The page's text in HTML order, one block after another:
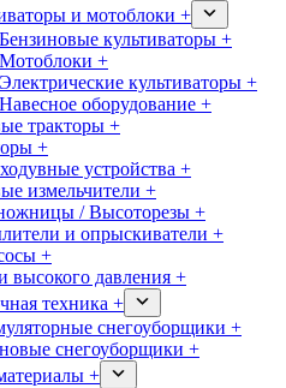
и мотоблоки +
Бензиновые культиваторы +
Мотоблоки +
Электрические культиваторы +
Навесное оборудование +
тракторы +
+
устройства +
измельчители +
/ Высоторезы +
и опрыскиватели +
+
высокого давления +
техника +
снегоуборщики +
снегоуборщики +
+